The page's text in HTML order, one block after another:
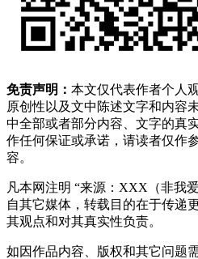
免责声明： 本文仅代表作者个人
原创性以及文中陈述文字和内容
中全部或者部分内容、文字的真
作任何保证或承诺，请读者仅作
容。
凡本网注明 “来源：XXX（非我
自其它媒体，转载目的在于传递
其观点和对其真实性负责。
如因作品内容、版权和其它问题